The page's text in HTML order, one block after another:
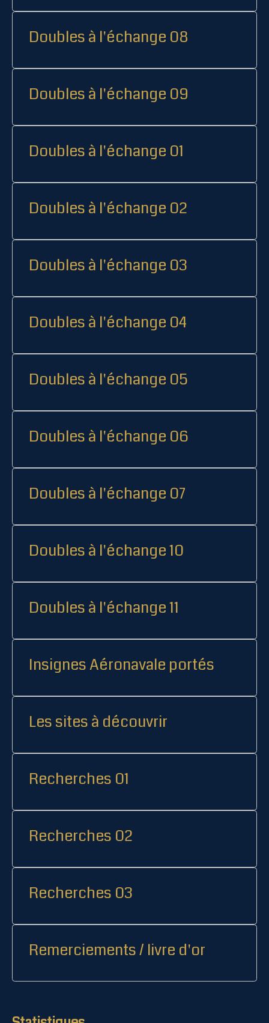
Doubles à l'échange 08
Doubles à l'échange 09
Doubles à l'échange 01
Doubles à l'échange 02
Doubles à l'échange 03
Doubles à l'échange 04
Doubles à l'échange 05
Doubles à l'échange 06
Doubles à l'échange 07
Doubles à l'échange 10
Doubles à l'échange 11
Insignes Aéronavale portés
Les sites à découvrir
Recherches 01
Recherches 02
Recherches 03
Remerciements / livre d'or